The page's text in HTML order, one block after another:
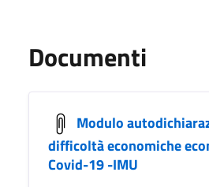
Documenti
Modulo
difficoltà economiche
Covid-19 -IMU